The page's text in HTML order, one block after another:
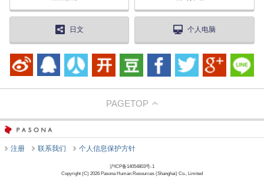
日文 个人电脑
PAGETOP
注册 联系我们 个人信息保护方针
沪ICP备14054803号-1
Copyright (C) 2026 Pasona Human Resources (Shanghai) Co., Limited